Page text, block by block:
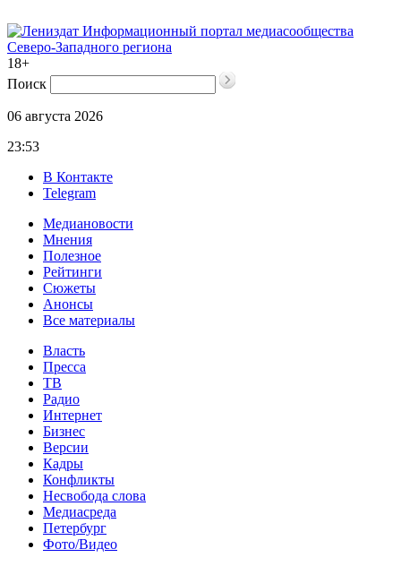
Информационный портал медиасообщества
Северо-Западного региона
18+
Поиск
06 августа 2026
23:53
В Контакте
Telegram
Медиановости
Мнения
Полезное
Рейтинги
Сюжеты
Анонсы
Все материалы
Власть
Пресса
ТВ
Радио
Интернет
Бизнес
Версии
Кадры
Конфликты
Несвобода слова
Медиасреда
Петербург
Фото/Видео